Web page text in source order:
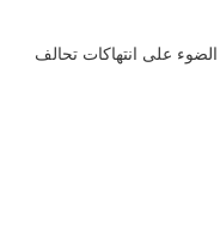
على انتهاكات تحالف